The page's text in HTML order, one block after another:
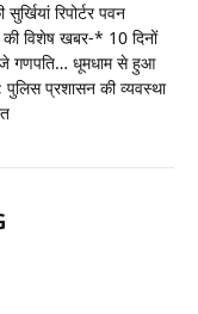
रिपोर्टर पवन
विशेष खबर-* 10 दिनों
गणपति… धूमधाम से हुआ
पुलिस प्रशासन की व्यवस्था